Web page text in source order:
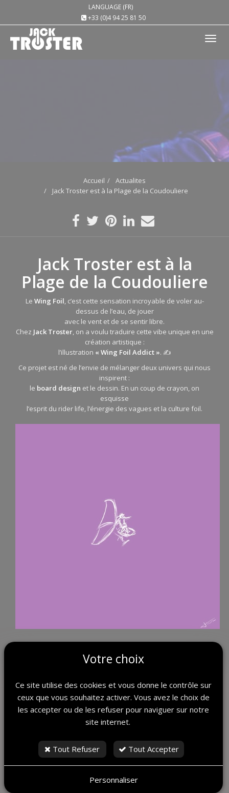
LANGUAGE (FR)
+33 (0)4 94 25 81 50
Accueil
Actualites
Jack Troster est à la Plage de la Coudouliere
Jack Troster est à la
Plage de la Coudouliere
Le Wing Foil, c’est cette sensation incroyable de voler au-
dessus de l’eau, de jouer
avec le vent et de se sentir libre.
Chez Jack Troster, on a voulu traduire cette vibe unique en une
création artistique :
l’illustration « Wing Foil Addict ». ✍️
Ce projet est né de l’envie de mélanger deux univers qui nous
inspirent :
le board design et le dessin. En un coup de crayon, on
esquisse
l’esprit du rider life, l’énergie des vagues et la culture foil.
toute une communauté
la liberté et le partage.
L’art et le sport se rencontrent ici pour donner naissance à une
œuvre qui nous
ressemble : vivante, vibrante et tournée vers l’horizon. 🚀
Entre art et glisse,Jack Trostercherche toujours à donner
forme à l’émotion.
#FreeFly#BoardDesign
Votre choix
Ce site utilise des cookies et vous donne le contrôle sur
ceux que vous souhaitez activer. Vous avez le choix de
les accepter ou de les refuser pour naviguer sur notre
site internet.
Tout Refuser Tout Accepter
Personnaliser